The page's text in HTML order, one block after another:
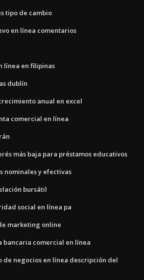
tipo de cambio
en línea comentarios
línea en filipinas
dublín
anual en excel
comercial en línea
más baja para préstamos educativos
nominales y efectivas
bursátil
social en línea pa
marketing online
bancaria comercial en línea
de negocios en línea descripción del